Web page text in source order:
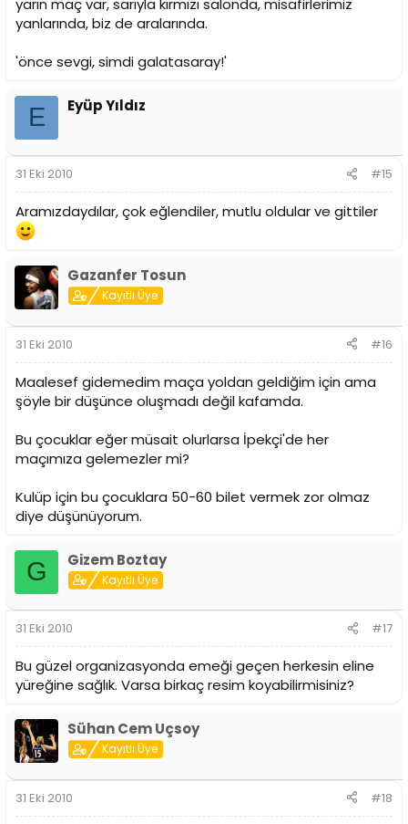
yarın maç var, sarıyla kırmızı salonda, misafirlerimiz
yanlarında, biz de aralarında.
'önce sevgi, simdi galatasaray!'
E Eyüp Yıldız
31 Eki 2010 #15
Aramızdaydılar, çok eğlendiler, mutlu oldular ve gittiler
Gazanfer Tosun
Kayıtlı Üye
31 Eki 2010 #16
Maalesef gidemedim maça yoldan geldiğim için ama
şöyle bir düşünce oluşmadı değil kafamda.
Bu çocuklar eğer müsait olurlarsa İpekçi'de her
maçımıza gelemezler mi?
Kulüp için bu çocuklara 50-60 bilet vermek zor olmaz
diye düşünüyorum.
G Gizem Boztay
Kayıtlı Üye
31 Eki 2010 #17
Bu güzel organizasyonda emeği geçen herkesin eline
yüreğine sağlık. Varsa birkaç resim koyabilirmisiniz?
Sühan Cem Uçsoy
Kayıtlı Üye
31 Eki 2010 #18